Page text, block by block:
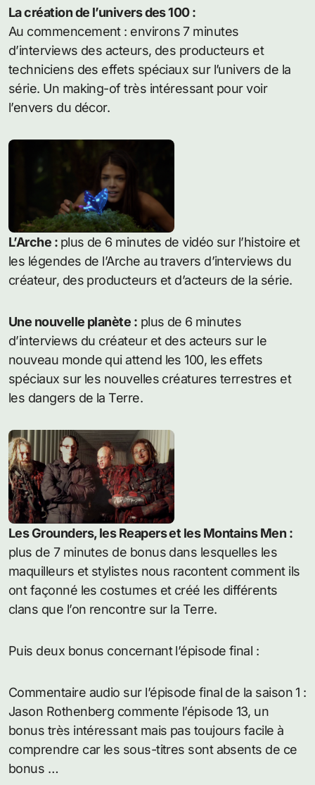
La création de l’univers des 100 :
Au commencement : environs 7 minutes
d’interviews des acteurs, des producteurs et
techniciens des effets spéciaux sur l’univers de la
série. Un making-of très intéressant pour voir
l’envers du décor.
L’Arche : plus de 6 minutes de vidéo sur l’histoire et
les légendes de l’Arche au travers d’interviews du
créateur, des producteurs et d’acteurs de la série.
Une nouvelle planète : plus de 6 minutes
d’interviews du créateur et des acteurs sur le
nouveau monde qui attend les 100, les effets
spéciaux sur les nouvelles créatures terrestres et
les dangers de la Terre.
Les Grounders, les Reapers et les Montains Men :
plus de 7 minutes de bonus dans lesquelles les
maquilleurs et stylistes nous racontent comment ils
ont façonné les costumes et créé les différents
clans que l’on rencontre sur la Terre.
Puis deux bonus concernant l’épisode final :
Commentaire audio sur l’épisode final de la saison 1 :
Jason Rothenberg commente l’épisode 13, un
bonus très intéressant mais pas toujours facile à
comprendre car les sous-titres sont absents de ce
bonus …